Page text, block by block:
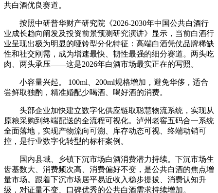
共白酒优良赛道。
按照中研普华财产研究院《2026-2030年中国公共白酒行
业成长趋向阐发及投资前景预测研究演讲》显示，当前白酒行
业呈现出极为明显的哑铃型分化特征：高端白酒凭仗品牌稀缺
性和社交刚需，成为增速最快、韧性最强的细分赛道。两头吃
肉、两头承压——这是2026年白酒市场最实正在的写照。
小容量兴起。 100ml、200ml规格增加，避免华侈，适合
尝鲜取独酌，精准婚配少喝酒、喝好酒的消费。
头部企业加快建立数字化供应链取聪慧物流系统，实现从
原粮采购到终端配送的全流程可视化。泸州老窖五码合一系统
全面落地，实现产物流向可溯、库存动态可视、终端动销可
控，是行业数字化转型的标杆案例。
国内县域、乡镇下沉市场白酒消费潜力持续。下沉市场生
齿基数大、消费频次高、消费偏好不变，是公共白酒的焦点增
量市场。跟着下沉市场居平易近收入稳步提拔、消费认知升
级，对证量不变、口碑优秀的公共白酒需求持续增加。